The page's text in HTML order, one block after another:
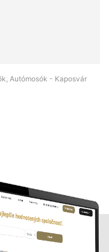
Autómosók - Kaposvár